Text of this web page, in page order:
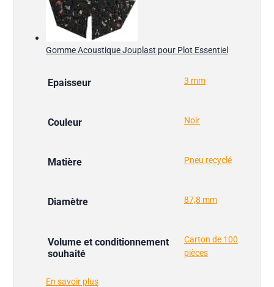
Gomme Acoustique Jouplast pour Plot Essentiel
Epaisseur 3 mm
Couleur Noir
Matière Pneu recyclé
Diamètre 87,8 mm
Volume et conditionnement
souhaité
Carton de 100
pièces
En savoir plus